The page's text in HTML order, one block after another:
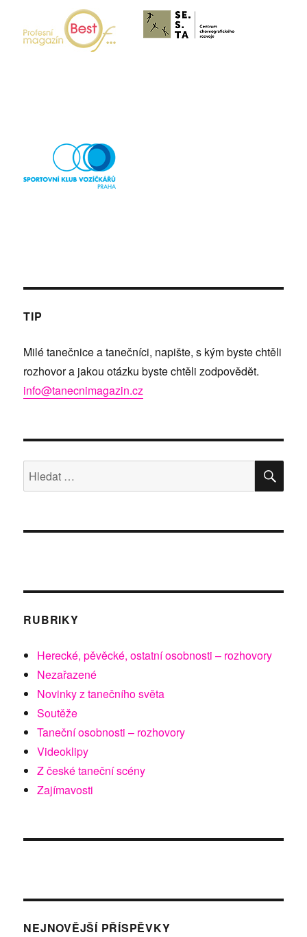
TIP
Milé tanečnice a tanečníci, napište, s kým byste chtěli
rozhovor a jakou otázku byste chtěli zodpovědět.
info@tanecnimagazin.cz
Hledat:
RUBRIKY
Herecké, pěvěcké, ostatní osobnosti – rozhovory
Nezařazené
Novinky z tanečního světa
Soutěže
Taneční osobnosti – rozhovory
Videoklipy
Z české taneční scény
Zajímavosti
NEJNOVĚJŠÍ PŘÍSPĚVKY